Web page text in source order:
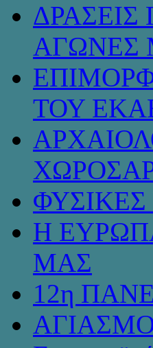
ΑΓΩΝΕΣ
ΤΟΥ
Η
ΜΑΣ
12η